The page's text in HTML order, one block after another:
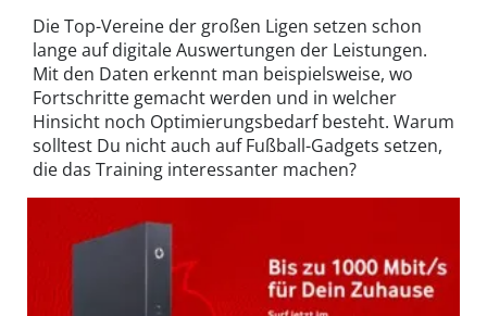
Die Top-Vereine der großen Ligen setzen schon
lange auf digitale Auswertungen der Leistungen.
Mit den Daten erkennt man beispielsweise, wo
Fortschritte gemacht werden und in welcher
Hinsicht noch Optimierungsbedarf besteht. Warum
solltest Du nicht auch auf Fußball-Gadgets setzen,
die das Training interessanter machen?